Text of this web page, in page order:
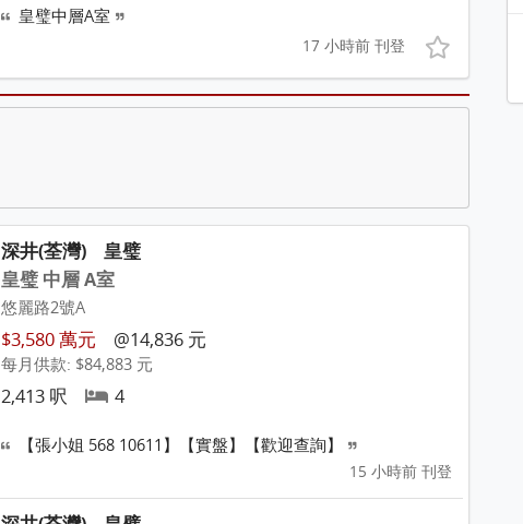
皇璧中層A室
17 小時前 刊登
深井(荃灣)
皇璧
皇璧 中層 A室
悠麗路2號A
$3,580 萬元 @14,836 元
每月供款: $84,883 元
2,413 呎 4
【張小姐 568 10611】【實盤】【歡迎查詢】
15 小時前 刊登